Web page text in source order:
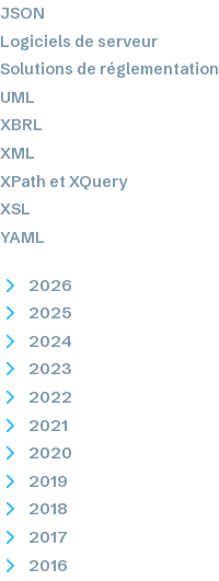
JSON
Logiciels de serveur
Solutions de réglementation
UML
XBRL
XML
XPath et XQuery
XSL
YAML
2026
2025
2024
2023
2022
2021
2020
2019
2018
2017
2016